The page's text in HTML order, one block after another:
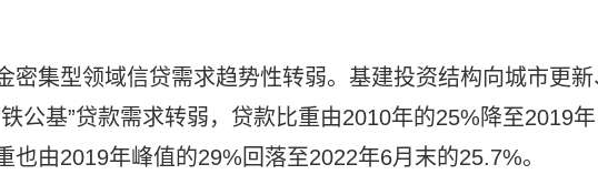
密集型领域信贷需求趋势性转弱。基建投资结构向城市更新
公基”贷款需求转弱，贷款比重由2010年的25%降至2019年
由2019年峰值的29%回落至2022年6月末的25.7%。